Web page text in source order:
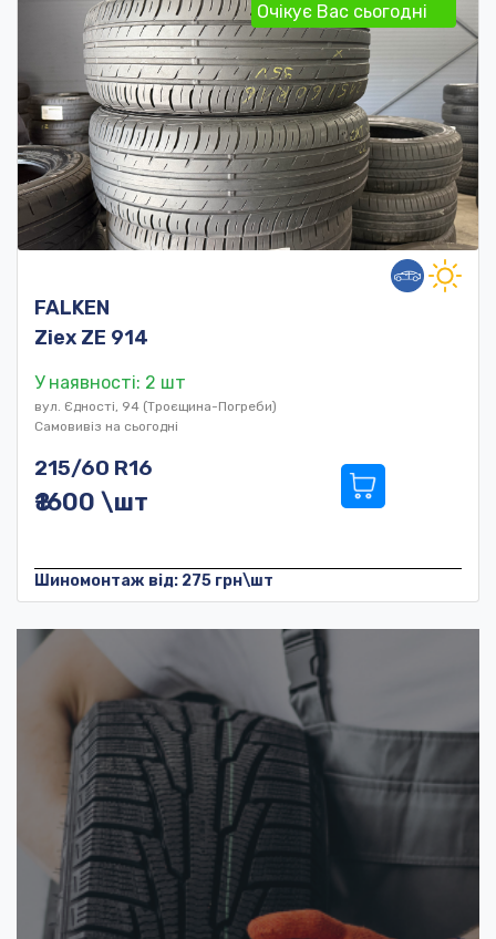
Очікує Вас сьогодні
FALKEN
Ziex ZE 914
У наявності: 2 шт
вул. Єдності, 94 (Троєщина-Погреби)
Самовивіз на сьогодні
215/60 R16
₴1600 \шт
Шиномонтаж від: 275 грн\шт